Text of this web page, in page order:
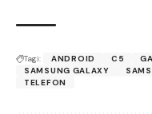
Tagi: ANDROID C5
SAMSUNG GALAXY
TELEFON